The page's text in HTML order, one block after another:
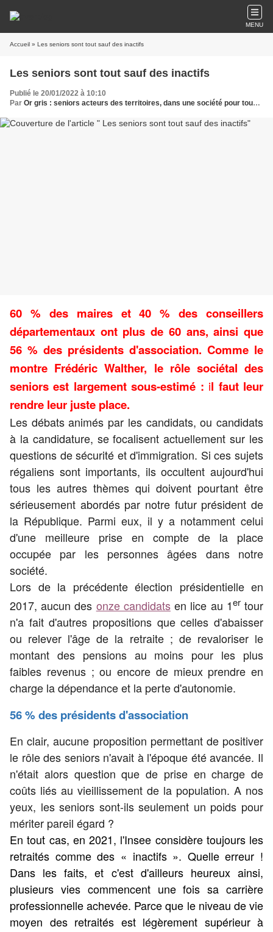
MENU
Accueil » Les seniors sont tout sauf des inactifs
Les seniors sont tout sauf des inactifs
Publié le 20/01/2022 à 10:10
Par Or gris : seniors acteurs des territoires, dans une société pour tous les âges
60 % des maires et 40 % des conseillers
départementaux ont plus de 60 ans, ainsi que
56 % des présidents d'association. Comme le
montre Frédéric Walther, le rôle sociétal des
seniors est largement sous-estimé : il faut leur
rendre leur juste place.
Les débats animés par les candidats, ou candidats
à la candidature, se focalisent actuellement sur les
questions de sécurité et d'immigration. Si ces sujets
régaliens sont importants, ils occultent aujourd'hui
tous les autres thèmes qui doivent pourtant être
sérieusement abordés par notre futur président de
la République. Parmi eux, il y a notamment celui
d'une meilleure prise en compte de la place
occupée par les personnes âgées dans notre
société.
Lors de la précédente élection présidentielle en
2017, aucun des onze candidats en lice au 1ertour
n'a fait d'autres propositions que celles d'abaisser
ou relever l'âge de la retraite ; de revaloriser le
montant des pensions au moins pour les plus
faibles revenus ; ou encore de mieux prendre en
charge la dépendance et la perte d'autonomie.
56 % des présidents d'association
En clair, aucune proposition permettant de positiver
le rôle des seniors n'avait à l'époque été avancée. Il
n'était alors question que de prise en charge de
coûts liés au vieillissement de la population. A nos
yeux, les seniors sont-ils seulement un poids pour
mériter pareil égard ?
En tout cas, en 2021, l'Insee considère toujours les
retraités comme des « inactifs ». Quelle erreur !
Dans les faits, et c'est d'ailleurs heureux ainsi,
plusieurs vies commencent une fois sa carrière
professionnelle achevée. Parce que le niveau de vie
moyen des retraités est légèrement supérieur à